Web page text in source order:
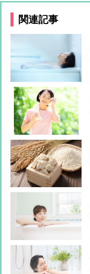
関連記事